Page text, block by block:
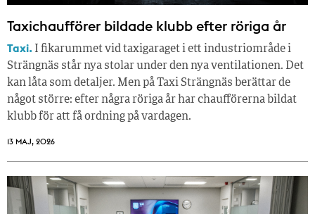
Taxichaufförer bildade klubb efter röriga år
Taxi. I fikarummet vid taxigaraget i ett industriområde i
Strängnäs står nya stolar under den nya ventilationen. Det
kan låta som detaljer. Men på Taxi Strängnäs berättar de
något större: efter några röriga år har chaufförerna bildat
klubb för att få ordning på vardagen.
13 MAJ, 2026